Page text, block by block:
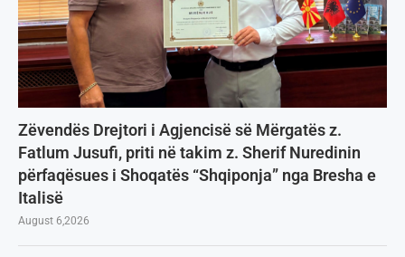
Zëvendës Drejtori i Agjencisë së Mërgatës z.
Fatlum Jusufi, priti në takim z. Sherif Nuredinin
përfaqësues i Shoqatës “Shqiponja” nga Bresha e
Italisë
August 6,2026